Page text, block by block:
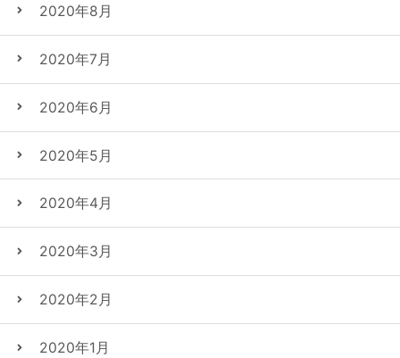
2020年8月
2020年7月
2020年6月
2020年5月
2020年4月
2020年3月
2020年2月
2020年1月